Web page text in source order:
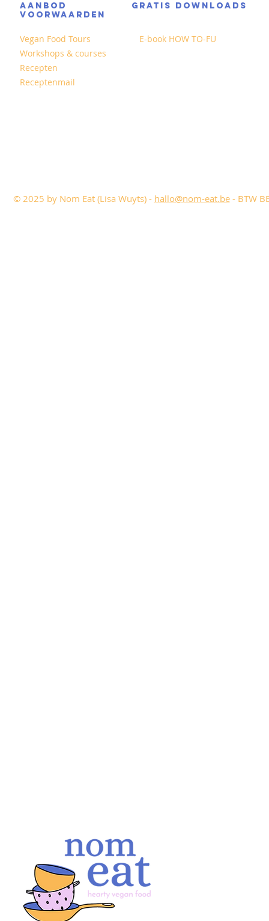
AANBOD
GRATIS DOWNLOADS
VOORWAARDEN
Vegan Food Tours
Workshops & courses
Recepten
Receptenmail
E-book HOW TO-FU
© 2025 by Nom Eat (Lisa Wuyts) - hallo@nom-eat.be- BTW